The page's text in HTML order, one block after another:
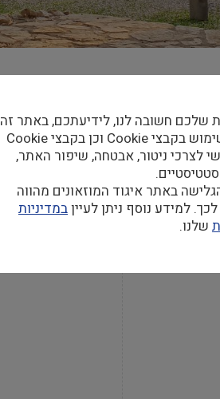
שלכם חשובה לנו, לידיעתכם, באתר זה
נעשה שימוש בקבצי Cookie וכן בקבצי Cookie
לצרכי ניטור, אבטחה, שיפור האתר,
באתר איגוד המוזאונים מהווה
למידע נוסף ניתן לעייןבמדיניות
שלנו.